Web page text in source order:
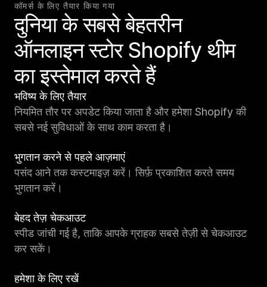
कॉमर्स के लिए तैयार किया गया
दुनिया के सबसे बेहतरीन
ऑनलाइन स्टोर Shopify थीम
का इस्तेमाल करते हैं
भविष्य के लिए तैयार
नियमित तौर पर अपडेट किया जाता है और हमेशा Shopify की
सबसे नई सुविधाओं के साथ काम करता है।
भुगतान करने से पहले आज़माएं
पसंद आने तक कस्टमाइज़ करें। सिर्फ़ प्रकाशित करते समय
भुगतान करें।
बेहद तेज़ चेकआउट
स्पीड जांची गई है, ताकि आपके ग्राहक सबसे तेज़ी से चेकआउट
कर सकें।
हमेशा के लिए रखें